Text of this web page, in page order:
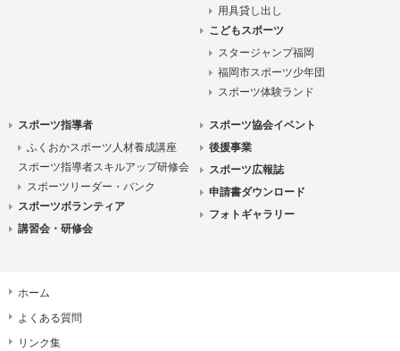
用具貸し出し
こどもスポーツ
スタージャンプ福岡
福岡市スポーツ少年団
スポーツ体験ランド
スポーツ指導者
ふくおかスポーツ人材養成講座
スポーツ指導者スキルアップ研修会
スポーツリーダー・バンク
スポーツボランティア
講習会・研修会
スポーツ協会イベント
後援事業
スポーツ広報誌
申請書ダウンロード
フォトギャラリー
ホーム
よくある質問
リンク集